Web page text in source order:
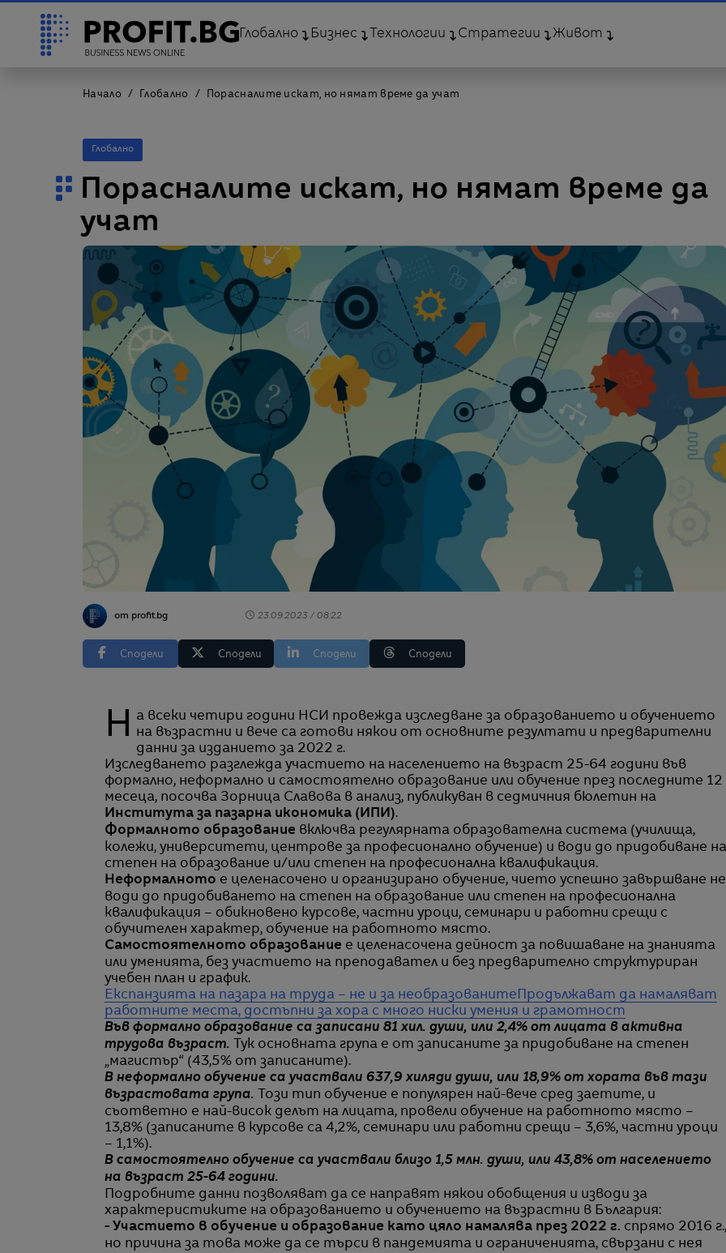
Глобално Бизнес Технологии Стратегии Живот
Начало Глобално Порасналите искат, но нямат време да учат
Глобално
Порасналите искат, но нямат време да
учат
от profit.bg 23.09.2023 / 08:22
Сподели Сподели Сподели Сподели
На всеки четири години НСИ провежда изследване за образованието и обучението
на възрастни и вече са готови някои от основните резултати и предварителни
данни за изданието за 2022 г.
Изследването разглежда участието на населението на възраст 25-64 години във
формално, неформално и самостоятелно образование или обучение през последните 12
месеца, посочва Зорница Славова в анализ, публикуван в седмичния бюлетин на
Института за пазарна икономика (ИПИ).
Формалното образование включва регулярната образователна система (училища,
колежи, университети, центрове за професионално обучение) и води до придобиване на
степен на образование и/или степен на професионална квалификация.
Неформалното е целенасочено и организирано обучение, чието успешно завършване не
води до придобиването на степен на образование или степен на професионална
квалификация – обикновено курсове, частни уроци, семинари и работни срещи с
обучителен характер, обучение на работното място.
Самостоятелното образование е целенасочена дейност за повишаване на знанията
или уменията, без участието на преподавател и без предварително структуриран
учебен план и график.
Експанзията на пазара на труда – не и за необразованитеПродължават да намаляват
работните места, достъпни за хора с много ниски умения и грамотност
Във формално образование са записани 81 хил. души, или 2,4% от лицата в активна
трудова възраст. Тук основната група е от записаните за придобиване на степен
„магистър“ (43,5% от записаните).
В неформално обучение са участвали 637,9 хиляди души, или 18,9% от хората във тази
възрастовата група. Този тип обучение е популярен най-вече сред заетите, и
съответно е най-висок делът на лицата, провели обучение на работното място –
13,8% (записаните в курсове са 4,2%, семинари или работни срещи – 3,6%, частни уроци
– 1,1%).
В самостоятелно обучение са участвали близо 1,5 млн. души, или 43,8% от населението
на възраст 25-64 години.
Подробните данни позволяват да се направят някои обобщения и изводи за
характеристиките на образованието и обучението на възрастни в България:
- Участието в обучение и образование като цяло намалява през 2022 г. спрямо 2016 г.,
но причина за това може да се търси в пандемията и ограниченията, свързани с нея